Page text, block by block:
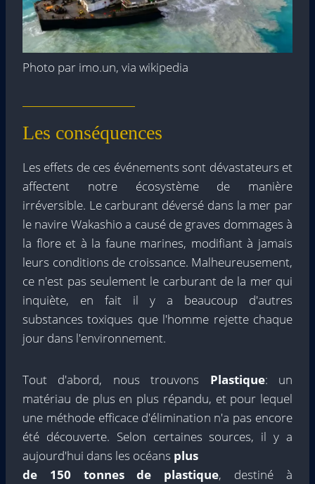
Photo par imo.un, via wikipedia
Les conséquences
Les effets de ces événements sont dévastateurs et
affectent notre écosystème de manière
irréversible. Le carburant déversé dans la mer par
le navire Wakashio a causé de graves dommages à
la flore et à la faune marines, modifiant à jamais
leurs conditions de croissance. Malheureusement,
ce n'est pas seulement le carburant de la mer qui
inquiète, en fait il y a beaucoup d'autres
substances toxiques que l'homme rejette chaque
jour dans l'environnement.
Tout d'abord, nous trouvons Plastique: un
matériau de plus en plus répandu, et pour lequel
une méthode efficace d'élimination n'a pas encore
été découverte. Selon certaines sources, il y a
aujourd'hui dans les océans plus
de 150 tonnes de plastique, destiné à